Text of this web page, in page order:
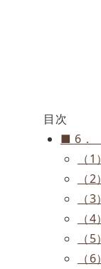
目次
■ 6．
（
（
（
（
（
（